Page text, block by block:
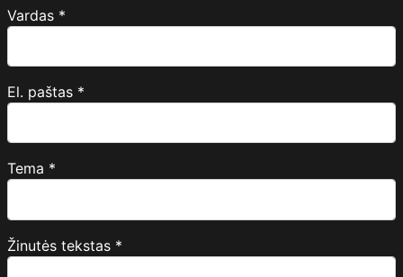
Vardas *
El. paštas *
Tema *
Žinutės tekstas *